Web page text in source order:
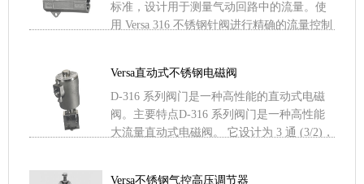
标准，设计用于测量气动回路中的流量。使
用 Versa 316 不锈钢针阀进行精确的流量控制
Versa直动式不锈钢电磁阀
D-316 系列阀门是一种高性能的直动式电磁
阀。主要特点D-316 系列阀门是一种高性能
大流量直动式电磁阀。 它设计为 3 通 (3/2)，
Versa不锈钢气控高压调节器